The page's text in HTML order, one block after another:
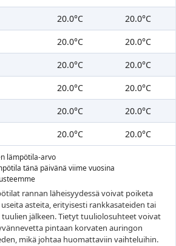
20.0°C
20.0°C
20.0°C
20.0°C
20.0°C
20.0°C
20.0°C
20.0°C
20.0°C
20.0°C
20.0°C 20.0°C
lämpötila-arvo
tänä päivänä viime vuosina
rannan läheisyydessä voivat poiketa
asteita, erityisesti rankkasateiden tai
jälkeen. Tietyt tuuliolosuhteet voivat
pintaan korvaten auringon
mikä johtaa huomattaviin vaihteluihin.